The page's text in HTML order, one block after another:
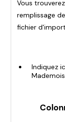
Vous
remplissage
fichier
Indiquez